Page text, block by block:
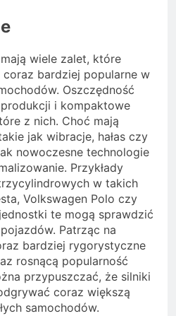
wiele zalet, które
coraz bardziej popularne w
Oszczędność
i kompaktowe
z nich. Choć mają
jak wibracje, hałas czy
nowoczesne technologie
Przykłady
w takich
Volkswagen Polo czy
te mogą sprawdzić
Patrząc na
bardziej rygorystyczne
rosnącą popularność
przypuszczać, że silniki
coraz większą
samochodów.